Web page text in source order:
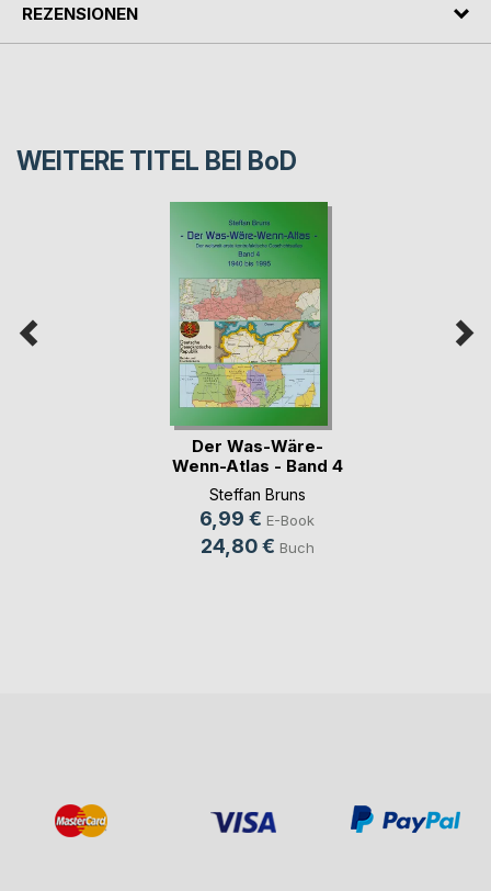
REZENSIONEN
WEITERE TITEL BEI BoD
Der Was-Wäre-
Wenn-Atlas - Band 4
-(...)
Steffan Bruns
6,99 € E-Book
24,80 € Buch